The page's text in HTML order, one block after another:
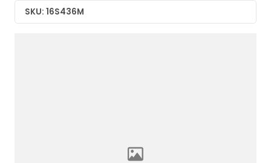
SKU: 16S436M